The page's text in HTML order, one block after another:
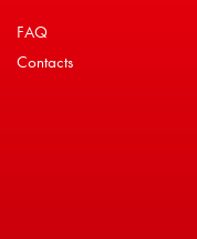
FAQ
Contacts